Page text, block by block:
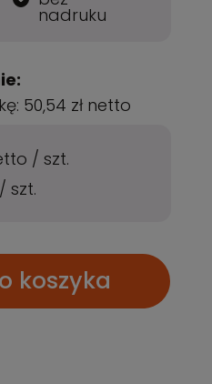
nadruku
50,54 zł netto
/szt.
/szt.
koszyka